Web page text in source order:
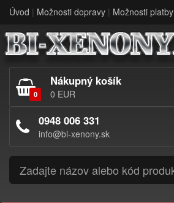
Úvod | Možnosti dopravy | Možnosti platby
0
Nákupný košík
0 EUR
0948 006 331
info@bi-xenony.sk